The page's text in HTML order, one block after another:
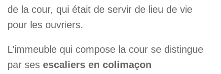
de la cour, qui était de servir de lieu de vie
pour les ouvriers.
L’immeuble qui compose la cour se distingue
par ses escaliers en colimaçon